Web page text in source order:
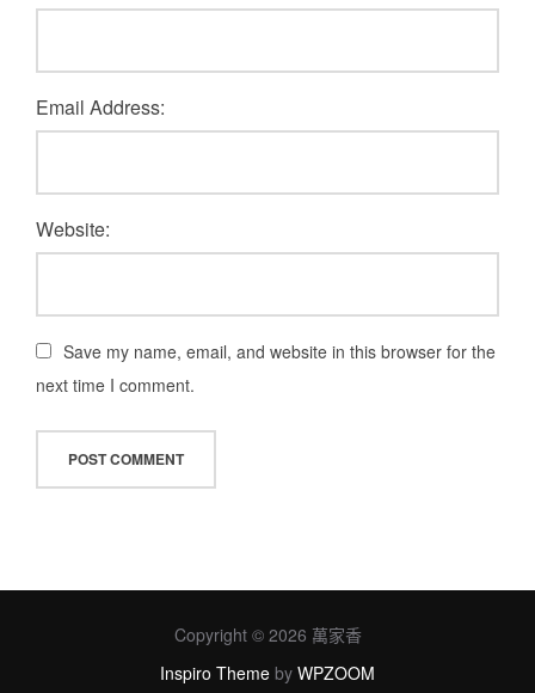
Email Address:
Website:
Save my name, email, and website in this browser for the
next time I comment.
Copyright © 2026 萬家香
Inspiro Theme by WPZOOM